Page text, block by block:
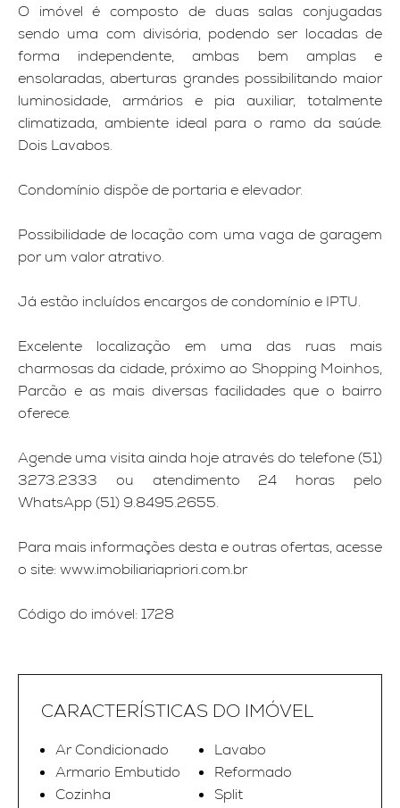
O imóvel é composto de duas salas conjugadas
sendo uma com divisória, podendo ser locadas de
forma independente, ambas bem amplas e
ensolaradas, aberturas grandes possibilitando maior
luminosidade, armários e pia auxiliar, totalmente
climatizada, ambiente ideal para o ramo da saúde.
Dois Lavabos.
Condomínio dispõe de portaria e elevador.
Possibilidade de locação com uma vaga de garagem
por um valor atrativo.
Já estão incluídos encargos de condomínio e IPTU.
Excelente localização em uma das ruas mais
charmosas da cidade, próximo ao Shopping Moinhos,
Parcão e as mais diversas facilidades que o bairro
oferece.
Agende uma visita ainda hoje através do telefone (51)
3273.2333 ou atendimento 24 horas pelo
WhatsApp (51) 9.8495.2655.
Para mais informações desta e outras ofertas, acesse
o site: www.imobiliariapriori.com.br
Código do imóvel: 1728
CARACTERÍSTICAS DO IMÓVEL
Ar Condicionado
Armario Embutido
Cozinha
Lavabo
Reformado
Split